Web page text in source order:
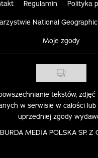
Regulamin Polityka
National Geographic
Moje zgody
tekstów,
w serwisie w całości
uprzedniej zgody
BURDA MEDIA POLSKA SP. Z